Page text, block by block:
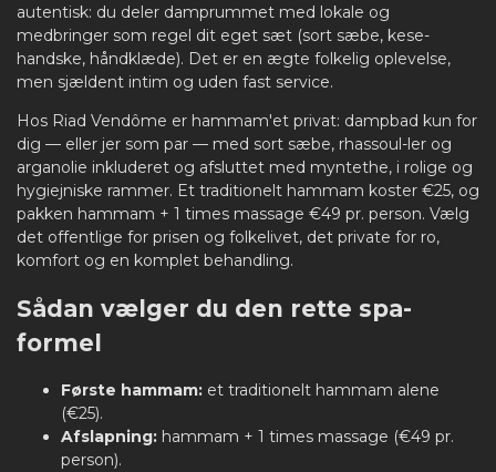
autentisk: du deler damprummet med lokale og
medbringer som regel dit eget sæt (sort sæbe, kese-
handske, håndklæde). Det er en ægte folkelig oplevelse,
men sjældent intim og uden fast service.
Hos Riad Vendôme er hammam'et privat: dampbad kun for
dig — eller jer som par — med sort sæbe, rhassoul-ler og
arganolie inkluderet og afsluttet med myntethe, i rolige og
hygiejniske rammer. Et traditionelt hammam koster €25, og
pakken hammam + 1 times massage €49 pr. person. Vælg
det offentlige for prisen og folkelivet, det private for ro,
komfort og en komplet behandling.
Sådan vælger du den rette spa-
formel
Første hammam: et traditionelt hammam alene
(€25).
Afslapning: hammam + 1 times massage (€49 pr.
person).